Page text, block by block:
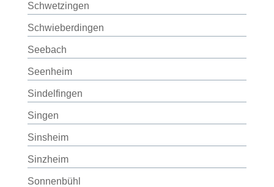
Schwetzingen
Schwieberdingen
Seebach
Seenheim
Sindelfingen
Singen
Sinsheim
Sinzheim
Sonnenbühl